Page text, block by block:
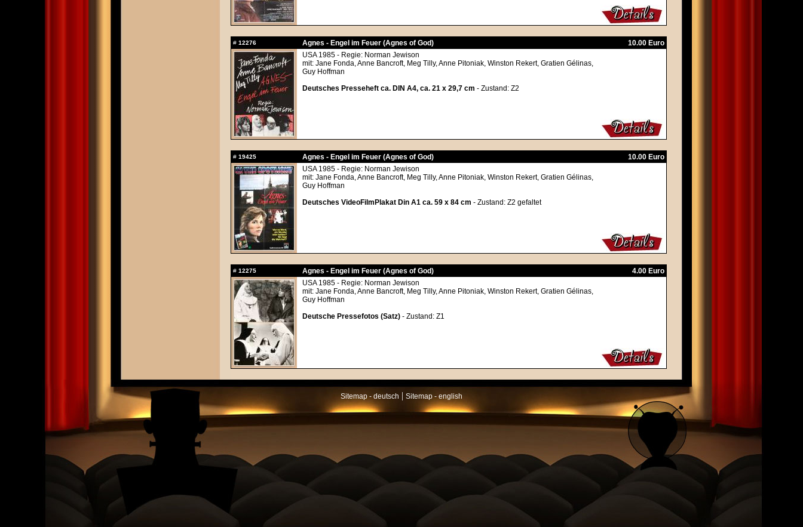
# 12276 Agnes - Engel im Feuer (Agnes of God)
10.00 Euro
USA 1985 - Regie: Norman Jewison
mit: Jane Fonda, Anne Bancroft, Meg Tilly, Anne Pitoniak, Winston Rekert, Gratien Gélinas,
Guy Hoffman
Deutsches Presseheft ca. DIN A4, ca. 21 x 29,7 cm - Zustand: Z2
# 19425 Agnes - Engel im Feuer (Agnes of God)
10.00 Euro
USA 1985 - Regie: Norman Jewison
mit: Jane Fonda, Anne Bancroft, Meg Tilly, Anne Pitoniak, Winston Rekert, Gratien Gélinas,
Guy Hoffman
Deutsches VideoFilmPlakat Din A1 ca. 59 x 84 cm - Zustand: Z2 gefaltet
# 12275 Agnes - Engel im Feuer (Agnes of God)
4.00 Euro
USA 1985 - Regie: Norman Jewison
mit: Jane Fonda, Anne Bancroft, Meg Tilly, Anne Pitoniak, Winston Rekert, Gratien Gélinas,
Guy Hoffman
Deutsche Pressefotos (Satz) - Zustand: Z1
Sitemap - deutsch | Sitemap - english